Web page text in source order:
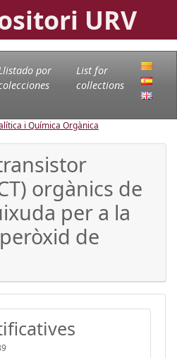
URV
por
List for
collections
i Química Orgànica
orgànics de
per a la
de